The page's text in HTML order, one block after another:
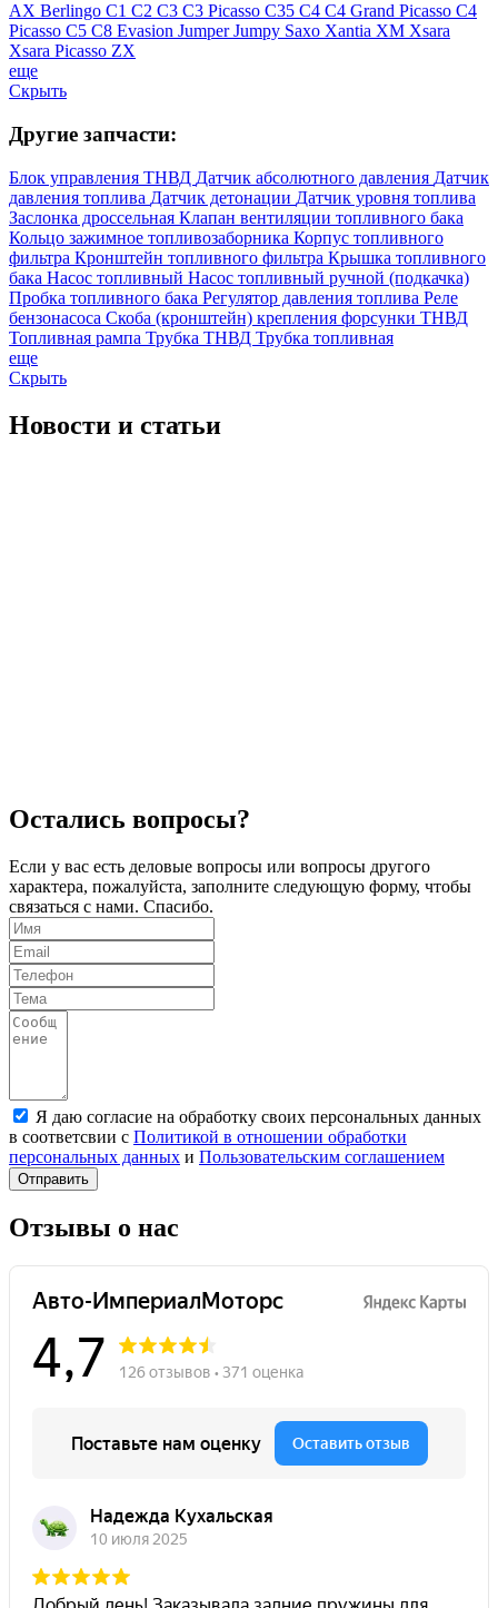
AX Berlingo C1 C2 C3 C3 Picasso C35 C4 C4 Grand Picasso C4
Picasso C5 C8 Evasion JumperJumpy Saxo Xantia XM Xsara
Xsara Picasso ZX
еще
Скрыть
Другие запчасти:
Блок управления ТНВД Датчик абсолютного давления Датчик
давления топлива Датчик детонации Датчик уровня топлива
Заслонка дроссельная Клапан вентиляции топливного бака
Кольцо зажимное топливозаборника Корпус топливного
фильтра Кронштейн топливного фильтра Крышка топливного
бака Насос топливный Насос топливный ручной (подкачка)
Пробка топливного бака Регулятор давления топлива Реле
бензонасоса Скоба (кронштейн) крепления форсунки ТНВД
Топливная рампа Трубка ТНВД Трубка топливная
еще
Скрыть
Новости и статьи
Остались вопросы?
Если у вас есть деловые вопросы или вопросы другого
характера, пожалуйста, заполните следующую форму, чтобы
связаться с нами. Спасибо.
Я даю согласие на обработку своих персональных данных
в соответсвии с Политикой в отношении обработки
персональных данных и Пользовательским соглашением
Отправить
Отзывы о нас